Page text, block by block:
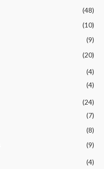
(48)
(10)
(9)
(20)
(4)
(4)
(24)
(7)
(8)
(9)
(4)